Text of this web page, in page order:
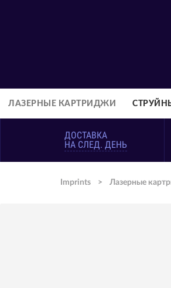
ЛАЗЕРНЫЕ КАРТРИДЖИ
ДОСТАВКА
НА СЛЕД. ДЕНЬ
Imprints > Лазерные